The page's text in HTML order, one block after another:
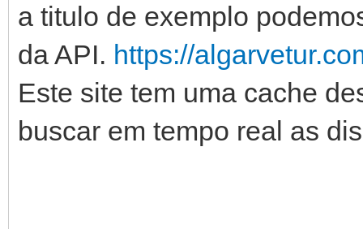
a titulo de exemplo
da API. https://
Este site tem uma cache
buscar em tempo real as